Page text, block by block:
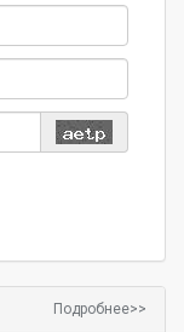
Подробнее>>